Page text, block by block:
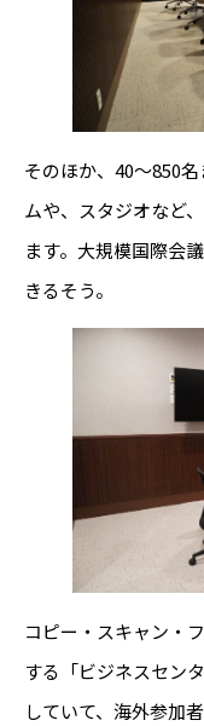
そのほか、40〜850
ムや、スタジオなど
ます。大規模国際会
きるそう。
コピー・スキャン・
する「ビジネスセン
していて、海外参加